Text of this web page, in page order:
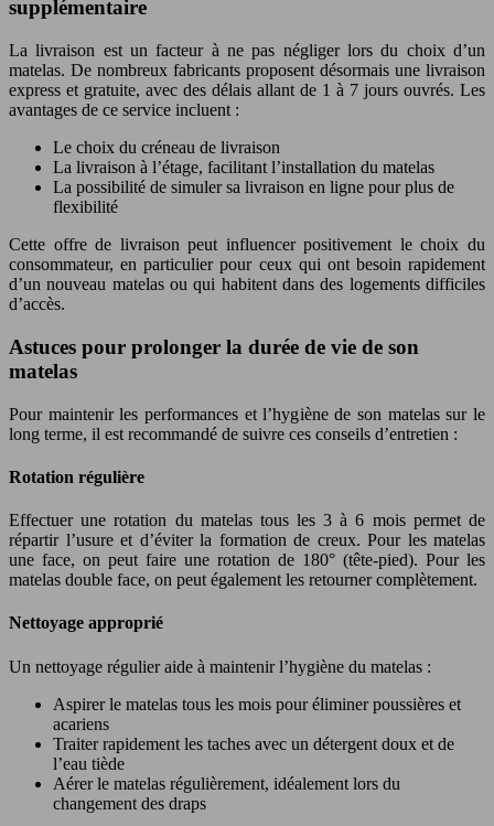
supplémentaire
La livraison est un facteur à ne pas négliger lors du choix d’un
matelas. De nombreux fabricants proposent désormais une livraison
express et gratuite, avec des délais allant de 1 à 7 jours ouvrés. Les
avantages de ce service incluent :
Le choix du créneau de livraison
La livraison à l’étage, facilitant l’installation du matelas
La possibilité de simuler sa livraison en ligne pour plus de
flexibilité
Cette offre de livraison peut influencer positivement le choix du
consommateur, en particulier pour ceux qui ont besoin rapidement
d’un nouveau matelas ou qui habitent dans des logements difficiles
d’accès.
Astuces pour prolonger la durée de vie de son
matelas
Pour maintenir les performances et l’hygiène de son matelas sur le
long terme, il est recommandé de suivre ces conseils d’entretien :
Rotation régulière
Effectuer une rotation du matelas tous les 3 à 6 mois permet de
répartir l’usure et d’éviter la formation de creux. Pour les matelas
une face, on peut faire une rotation de 180° (tête-pied). Pour les
matelas double face, on peut également les retourner complètement.
Nettoyage approprié
Un nettoyage régulier aide à maintenir l’hygiène du matelas :
Aspirer le matelas tous les mois pour éliminer poussières et
acariens
Traiter rapidement les taches avec un détergent doux et de
l’eau tiède
Aérer le matelas régulièrement, idéalement lors du
changement des draps